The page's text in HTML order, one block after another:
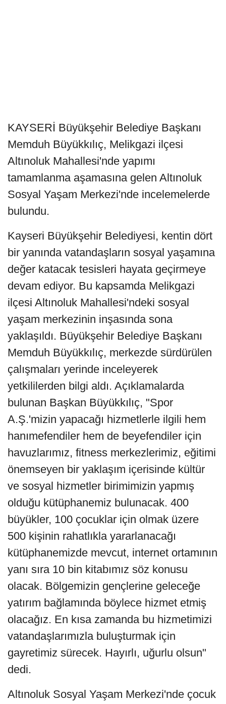
KAYSERİ Büyükşehir Belediye Başkanı
Memduh Büyükkılıç, Melikgazi ilçesi
Altınoluk Mahallesi'nde yapımı
tamamlanma aşamasına gelen Altınoluk
Sosyal Yaşam Merkezi'nde incelemelerde
bulundu.
Kayseri Büyükşehir Belediyesi, kentin dört
bir yanında vatandaşların sosyal yaşamına
değer katacak tesisleri hayata geçirmeye
devam ediyor. Bu kapsamda Melikgazi
ilçesi Altınoluk Mahallesi'ndeki sosyal
yaşam merkezinin inşasında sona
yaklaşıldı. Büyükşehir Belediye Başkanı
Memduh Büyükkılıç, merkezde sürdürülen
çalışmaları yerinde inceleyerek
yetkililerden bilgi aldı. Açıklamalarda
bulunan Başkan Büyükkılıç, "Spor
A.Ş.'mizin yapacağı hizmetlerle ilgili hem
hanımefendiler hem de beyefendiler için
havuzlarımız, fitness merkezlerimiz, eğitimi
önemseyen bir yaklaşım içerisinde kültür
ve sosyal hizmetler birimimizin yapmış
olduğu kütüphanemiz bulunacak. 400
büyükler, 100 çocuklar için olmak üzere
500 kişinin rahatlıkla yararlanacağı
kütüphanemizde mevcut, internet ortamının
yanı sıra 10 bin kitabımız söz konusu
olacak. Bölgemizin gençlerine geleceğe
yatırım bağlamında böylece hizmet etmiş
olacağız. En kısa zamanda bu hizmetimizi
vatandaşlarımızla buluşturmak için
gayretimiz sürecek. Hayırlı, uğurlu olsun"
dedi.
Altınoluk Sosyal Yaşam Merkezi'nde çocuk